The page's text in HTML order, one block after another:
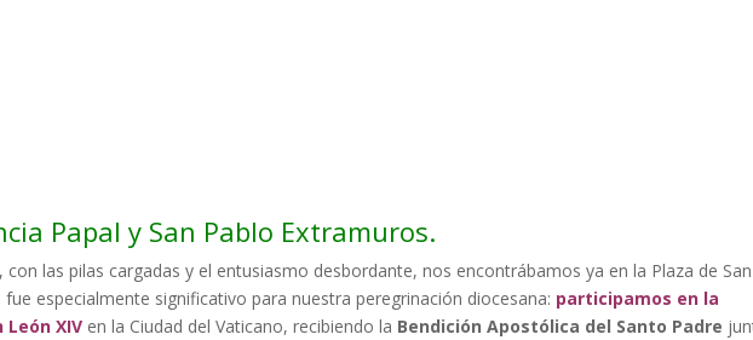
Papal y San Pablo Extramuros.
las pilas cargadas y el entusiasmo desbordante, nos encontrábamos ya en la Plaza de San
especialmente significativo para nuestra peregrinación diocesana: participamos en la
XIV en la Ciudad del Vaticano, recibiendo la Bendición Apostólica del Santo Padre